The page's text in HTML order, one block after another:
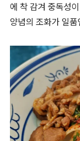
에 착 감겨 중독성
양념의 조화가 일